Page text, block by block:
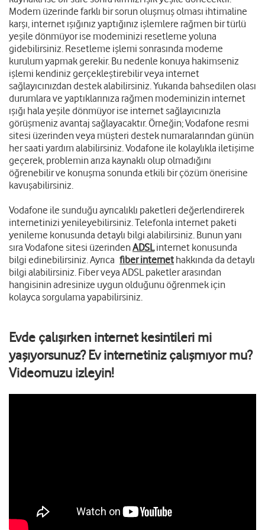
Modem üzerinde farklı bir sorun oluşmuş olması ihtimaline
karşı, internet ışığınız yaptığınız işlemlere rağmen bir türlü
yeşile dönmüyor ise modeminizi resetleme yoluna
gidebilirsiniz. Resetleme işlemi sonrasında modeme
kurulum yapmak gerekir. Bu nedenle konuya hakimseniz
işlemi kendiniz gerçekleştirebilir veya internet
sağlayıcınızdan destek alabilirsiniz. Yukarıda bahsedilen olası
durumlara ve yaptıklarınıza rağmen modeminizin internet
ışığı hala yeşile dönmüyor ise internet sağlayıcınızla
görüşmeniz avantaj sağlayacaktır. Örneğin; Vodafone resmi
sitesi üzerinden veya müşteri destek numaralarından günün
her saati yardım alabilirsiniz. Vodafone ile kolaylıkla iletişime
geçerek, problemin arıza kaynaklı olup olmadığını
öğrenebilir ve konuşma sonunda etkili bir çözüm önerisine
kavuşabilirsiniz.
Vodafone ile sunduğu ayrıcalıklı paketleri değerlendirerek
internetinizi yenileyebilirsiniz. Telefonla internet paketi
yenileme konusunda detaylı bilgi alabilirsiniz. Bunun yanı
sıra Vodafone sitesi üzerindenADSLinternet konusunda
bilgi edinebilirsiniz. Ayrıca fiber internet hakkında da detaylı
bilgi alabilirsiniz. Fiber veya ADSL paketler arasından
hangisinin adresinize uygun olduğunu öğrenmek için
kolayca sorgulama yapabilirsiniz.
Evde çalışırken internet kesintileri mi
yaşıyorsunuz? Ev internetiniz çalışmıyor mu?
Videomuzu izleyin!